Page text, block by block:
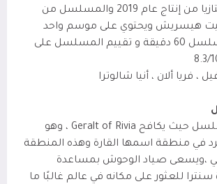
هو مسلسل فانتازيا من إنتاج عام 2019 والمسلسل من
هيسريش ويحتوي على موسم واحد
ومدة عرض المسلسل 60 دقيقة و تقييم المسلسل على
، فريا ألان ، أنيا شالوترا
تدور أحداث المسلسل حيث يكافح Geralt of Rivia ، وهو
في منطقة اسمها القارة وهذه المنطقة
،ويسعى صياد الوحوش بمساعدة
سنترا للعثور على مكانه في عالم غالبًا ما